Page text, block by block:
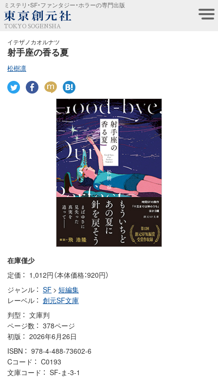
ミステリ・SF・ファンタジー・ホラーの専門出版
TOKYO SOGENSHA
イテザノカオルナツ
射手座の香る夏
松樹凛
在庫僅少
定価
1,012円（本体価格：920円）
ジャンル
SF > 短編集
レーベル
創元SF文庫
判型
文庫判
ページ数
378ページ
初版
2026年6月26日
ISBN
978-4-488-73602-6
Cコード
C0193
文庫コード
SF-ま-3-1